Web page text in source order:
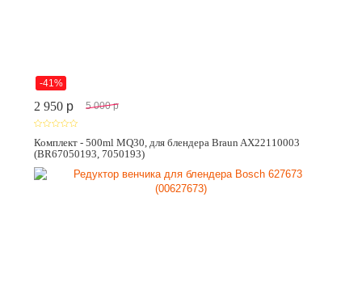
-41%
2 950 p 5 000 p
Комплект - 500ml MQ30, для блендера Braun AX22110003
(BR67050193, 7050193)